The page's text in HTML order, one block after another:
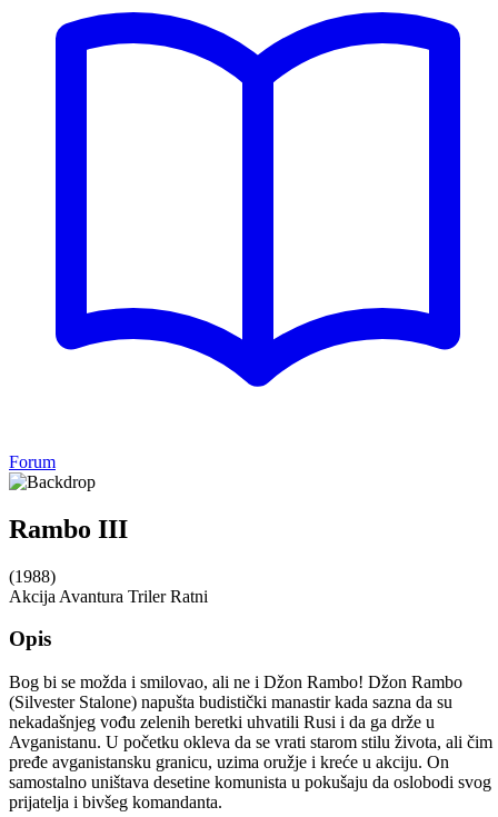
Forum
Rambo III
(1988)
Akcija Avantura TrilerRatni
Opis
Bog bi se možda i smilovao, ali ne i Džon Rambo! Džon Rambo
(Silvester Stalone) napušta budistički manastir kada sazna da su
nekadašnjeg vođu zelenih beretki uhvatili Rusi i da ga drže u
Avganistanu. U početku okleva da se vrati starom stilu života, ali čim
pređe avganistansku granicu, uzima oružje i kreće u akciju. On
samostalno uništava desetine komunista u pokušaju da oslobodi svog
prijatelja i bivšeg komandanta.